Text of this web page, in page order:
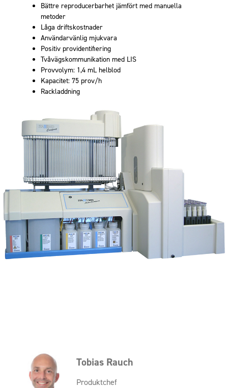
Bättre reproducerbarhet jämfört med manuella
metoder
Låga driftskostnader
Användarvänlig mjukvara
Positiv providentifiering
Tvåvägskommunikation med LIS
Provvolym: 1,4 mL helblod
Kapacitet: 75 prov/h
Rackladdning
Tobias Rauch
Produktchef